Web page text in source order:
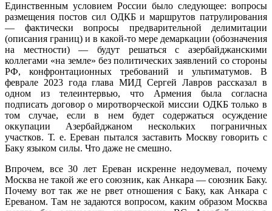
Единственным условием России было следующее: вопросы
размещения постов сил ОДКБ и маршрутов патрулирования
— фактически вопросы предварительной делимитации
(описания границ) и в какой-то мере демаркации (обозначения
на местности) — будут решаться с азербайджанскими
коллегами «на земле» без политических заявлений со стороны
РФ, конфронтационных требований и ультиматумов. В
феврале 2023 года глава МИД Сергей Лавров рассказал в
одном из телеинтервью, что Армения была согласна
подписать договор о миротворческой миссии ОДКБ только в
том случае, если в нем будет содержаться осуждение
оккупации Азербайджаном нескольких пограничных
участков. Т. е. Ереван пытался заставить Москву говорить с
Баку языком силы. Что даже не смешно.
Впрочем, все 30 лет Ереван искренне недоумевал, почему
Москва не такой же его союзник, как Анкара — союзник Баку.
Почему вот так же не рвет отношения с Баку, как Анкара с
Ереваном. Там не задаются вопросом, каким образом Москва